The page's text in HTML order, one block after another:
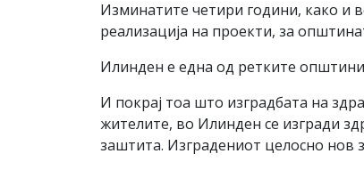
Изминатите четири години, како
реализација на проекти, за
Илинден е една од ретките
И покрај тоа што изградбата на
жителите, во Илинден се изгради
заштита. Изградениот целосно нов